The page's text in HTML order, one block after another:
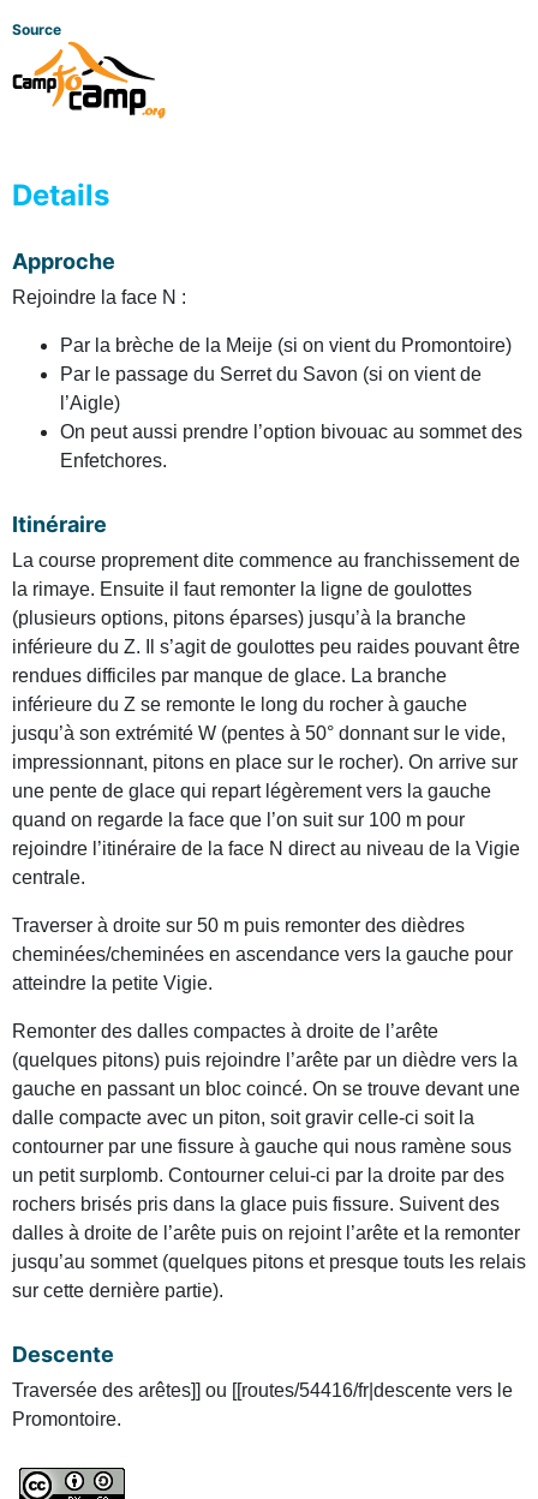
Source
Details
Approche
Rejoindre la face N :
Par la brèche de la Meije (si on vient du Promontoire)
Par le passage du Serret du Savon (si on vient de
l’Aigle)
On peut aussi prendre l’option bivouac au sommet des
Enfetchores.
Itinéraire
La course proprement dite commence au franchissement de
la rimaye. Ensuite il faut remonter la ligne de goulottes
(plusieurs options, pitons éparses) jusqu’à la branche
inférieure du Z. Il s’agit de goulottes peu raides pouvant être
rendues difficiles par manque de glace. La branche
inférieure du Z se remonte le long du rocher à gauche
jusqu’à son extrémité W (pentes à 50° donnant sur le vide,
impressionnant, pitons en place sur le rocher). On arrive sur
une pente de glace qui repart légèrement vers la gauche
quand on regarde la face que l’on suit sur 100 m pour
rejoindre l’itinéraire de la face N direct au niveau de la Vigie
centrale.
Traverser à droite sur 50 m puis remonter des dièdres
cheminées/cheminées en ascendance vers la gauche pour
atteindre la petite Vigie.
Remonter des dalles compactes à droite de l’arête
(quelques pitons) puis rejoindre l’arête par un dièdre vers la
gauche en passant un bloc coincé. On se trouve devant une
dalle compacte avec un piton, soit gravir celle-ci soit la
contourner par une fissure à gauche qui nous ramène sous
un petit surplomb. Contourner celui-ci par la droite par des
rochers brisés pris dans la glace puis fissure. Suivent des
dalles à droite de l’arête puis on rejoint l’arête et la remonter
jusqu’au sommet (quelques pitons et presque touts les relais
sur cette dernière partie).
Descente
Traversée des arêtes]] ou [[routes/54416/fr|descente vers le
Promontoire.